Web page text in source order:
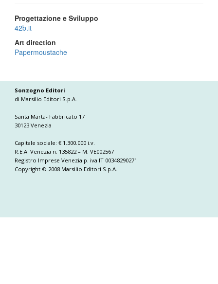
Progettazione e Sviluppo
42b.it
Art direction
Papermoustache
Sonzogno Editori
di Marsilio Editori S.p.A.
Santa Marta- Fabbricato 17
30123 Venezia
Capitale sociale: € 1.300.000 i.v.
R.E.A. Venezia n. 135822 – M. VE002567
Registro Imprese Venezia p. iva IT 00348290271
Copyright © 2008 Marsilio Editori S.p.A.